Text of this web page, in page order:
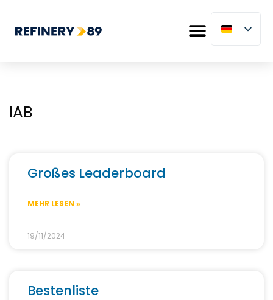
IAB
Großes Leaderboard
MEHR LESEN »
19/11/2024
Bestenliste